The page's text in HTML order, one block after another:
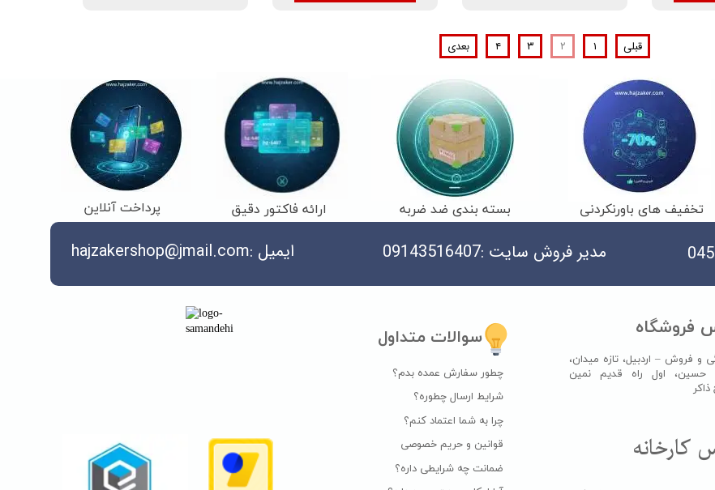
قبلی ۱ ۲ ۳ ۴ بعدی
تخفیف های باورنکردنی بسته بندی ضد ضربه ارائه فاکتور دقیق پرداخت آنلاین
فروشگاه
و فروش – اردبیل، تازه میدان،
حسین، اول راه قدیم نمین
سوالات متداول
چطور سفارش عمده بدم؟
شرایط ارسال چطوره؟
چرا به شما اعتماد کنم؟
قوانین و حریم خصوصی
ضمانت چه شرایطی داره؟
مدیر فروش سایت :09143516407 ایمیل :hajzakershop@jmail.com
کارخانه​​​​​​​